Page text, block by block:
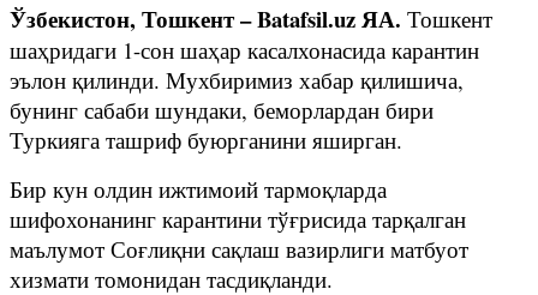
Ўзбекистон, Тошкент – Batafsil.uz ЯА. Тошкент
шаҳридаги 1-сон шаҳар касалхонасида карантин
эълон қилинди. Мухбиримиз хабар қилишича,
бунинг сабаби шундаки, беморлардан бири
Туркияга ташриф буюрганини яширган.
Бир кун олдин ижтимоий тармоқларда
шифохонанинг карантини тўғрисида тарқалган
маълумот Соғлиқни сақлаш вазирлиги матбуот
хизмати томонидан тасдиқланди.